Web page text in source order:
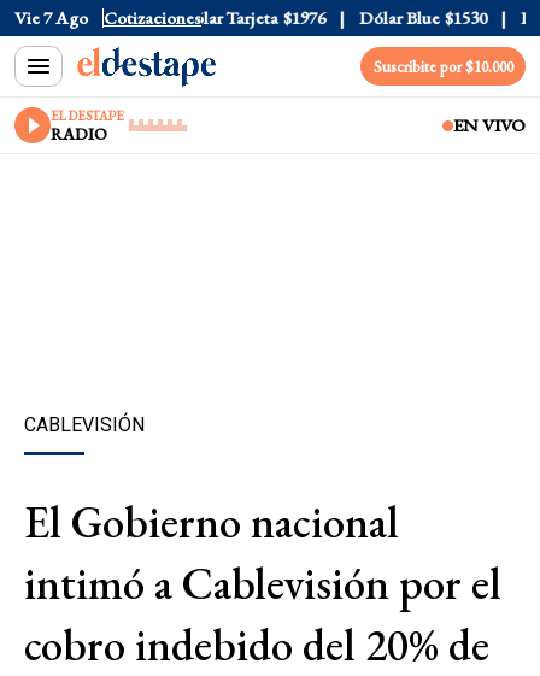
Vie 7 Ago Cotizaciones
Oficial $1520 Dólar Tarjeta $1976 Dólar Blue $1530
Suscribite por $10.000
EL DESTAPE
RADIO EN VIVO
CABLEVISIÓN
El Gobierno nacional
intimó a Cablevisión por el
cobro indebido del 20% de